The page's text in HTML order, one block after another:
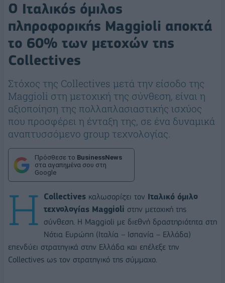
Ο Ιταλικός όμιλος
πληροφορικής Maggioli αποκτά
το 60% των μετοχών της
Collectives
Στόχος της Collectives μετά την είσοδο της
Maggioli στη μετοχική της σύνθεση, είναι η
αξιοποίηση της πολλαπλασιαστικής ισχύος
που προσφέρει η ένταξη της, σε ένα δυναμικά
αναπτυσσόμενο group τεχνολογίας.
Πρόσθεσε το BusinessNews
στα αγαπημένα σου στη
Google
Η Collectives καλωσορίζει τον Ιταλικό όμιλο
τεχνολογίας Maggioli στην μετοχική της
σύνθεση. Η Maggioli με διεθνή δραστηριότητα στη
Νότια Ευρώπη (Ιταλία – Ισπανία – Ελλάδα)
επενδύει στρατηγικά στην Ελλάδα και επέλεξε την
Collectives ως τον στρατηγικό της σύμμαχο.